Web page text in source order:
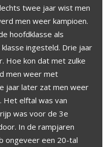
twee jaar wist men
men weer kampioen.
hoofdklasse als
ingesteld. Drie jaar
Hoe kon dat met zulke
men weer met
jaar later zat men weer
Het elftal was van
was voor de 3e
In de rampjaren
ongeveer een 20-tal